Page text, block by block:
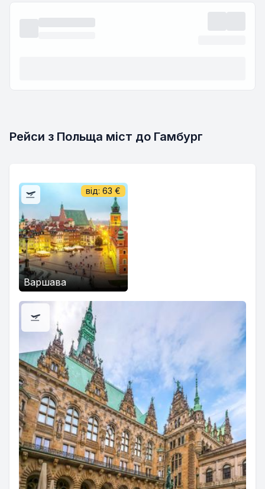
Рейси з Польща міст до Гамбург
Варшава
від: 63 €